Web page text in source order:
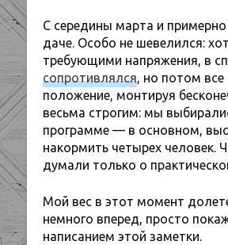
С середины марта и
даче. Особо не шевелился:
требующими напряжения, в
сопротивлялся, но потом все
положение, монтируя
весьма строгим: мы
программе — в основном,
накормить четырех человек.
думали только о
Мой вес в этот момент
немного вперед, просто
написанием этой заметки.